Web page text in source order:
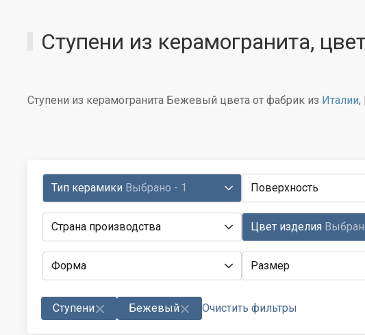
Ступени из керамогранита,
Ступени из керамогранита Бежевый цвета от фабрик из Италии,
Тип керамики Выбрано - 1 Поверхность
Страна производства Цвет изделия
Форма Размер
Ступени Бежевый Очистить фильтры